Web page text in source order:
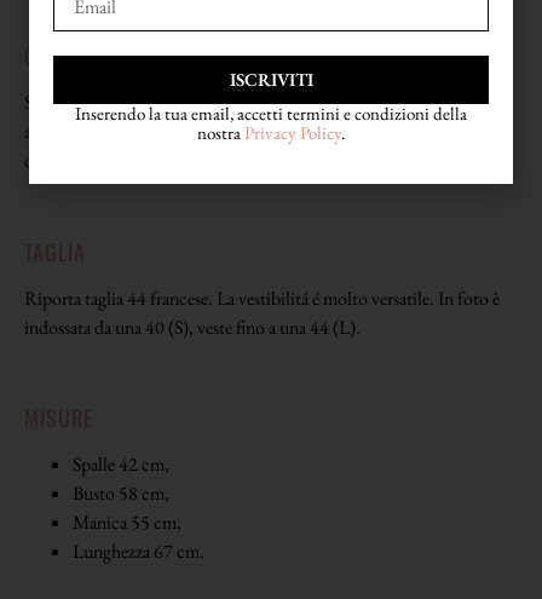
CONDIZIONI
Si presenta in eccellenti condizioni generali. Presenta solo un lieve
alone con annessa migrazione di colore della fantasia in prossimità
dell’ascella sinistra.
Riporta taglia 44 francese. La vestibilitá é molto versatile. In foto è
indossata da una 40 (S), veste fino a una 44 (L).
Spalle 42 cm,
Busto 58 cm,
Manica 55 cm,
Lunghezza 67 cm.
ISCRIVITI
Inserendo la tua email, accetti termini e condizioni della
nostra Privacy Policy.